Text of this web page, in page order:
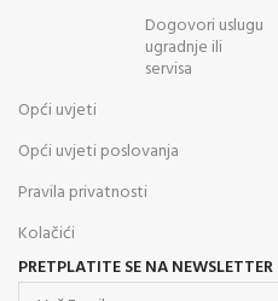
Dogovori uslugu
ugradnje ili
servisa
Opći uvjeti
Opći uvjeti poslovanja
Pravila privatnosti
Kolačići
PRETPLATITE SE NA NEWSLETTER